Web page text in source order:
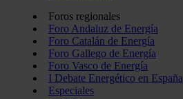
Foros regionales
Foro Andaluz de Energía
Foro Catalán de Energía
Foro Gallego de Energía
Foro Vasco de Energía
I Debate Energético en España
Especiales